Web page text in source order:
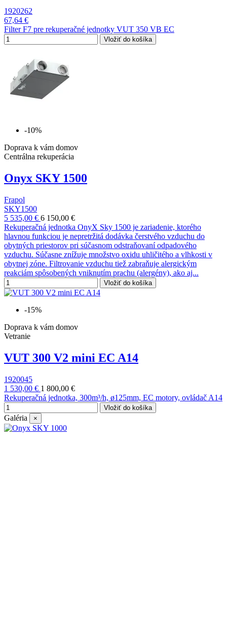
1920262
67,64 €
Filter F7 pre rekuperačné jednotky VUT 350 VB EC
Vložiť do košíka
-10%
Doprava k vám domov
Centrálna rekuperácia
Onyx SKY 1500
Frapol
SKY1500
5 535,00 € 6 150,00 €
Rekuperačná jednotka OnyX Sky 1500 je zariadenie, ktorého
hlavnou funkciou je nepretržitá dodávka čerstvého vzduchu do
obytných priestorov pri súčasnom odstraňovaní odpadového
vzduchu. Súčasne znížuje množstvo oxidu uhličitého a vlhkosti v
obytnej zóne. Filtrovanie vzduchu tiež zabraňuje alergickým
reakciám spôsobených vniknutím prachu (alergény), ako aj...
Vložiť do košíka
-15%
Doprava k vám domov
Vetranie
VUT 300 V2 mini EC A14
1920045
1 530,00 € 1 800,00 €
Rekuperačná jednotka, 300m³/h, ø125mm, EC motory, ovládač A14
Vložiť do košíka
Galéria ×